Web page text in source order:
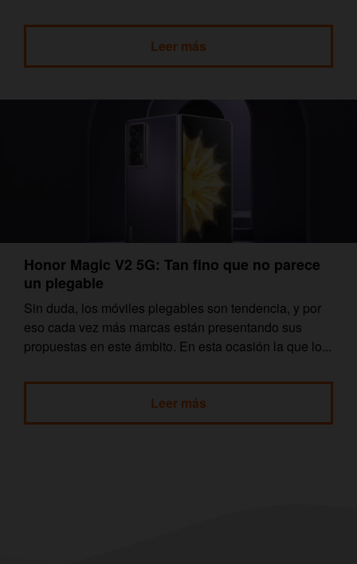
Leer más
Honor Magic V2 5G: Tan fino que no parece
un plegable
Sin duda, los móviles plegables son tendencia, y por
eso cada vez más marcas están presentando sus
propuestas en este ámbito. En esta ocasión la que lo...
Leer más